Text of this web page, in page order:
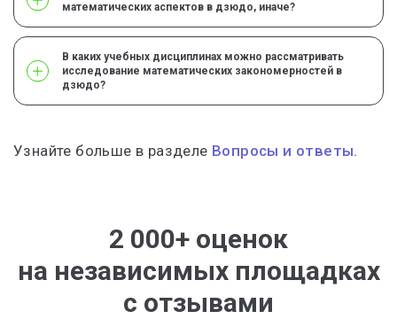
математических аспектов в дзюдо, иначе?
В каких учебных дисциплинах можно рассматривать
исследование математических закономерностей в
дзюдо?
Узнайте больше в разделе Вопросы и ответы.
2 000+ оценок
на независимых площадках
с отзывами